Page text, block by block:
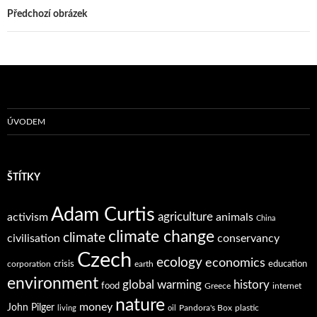
Předchozí obrázek
ÚVODEM
ŠTÍTKY
activism Adam Curtis agriculture animals China
civilisation climate climate change conservancy
corporation crisis Czech earth ecology economics education
environment food global warming Greece history internet
John Pilger living money nature oil Pandora's Box plastic